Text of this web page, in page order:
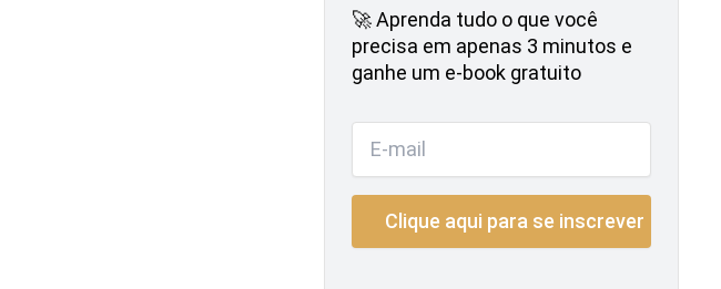
🚀 Aprenda tudo o que você
precisa em apenas 3 minutos e
ganhe um e-book gratuito